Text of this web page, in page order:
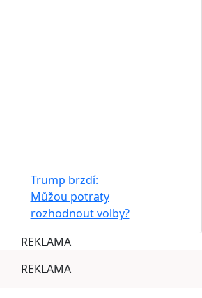
Trump brzdí:
Můžou potraty
rozhodnout volby?
REKLAMA
REKLAMA